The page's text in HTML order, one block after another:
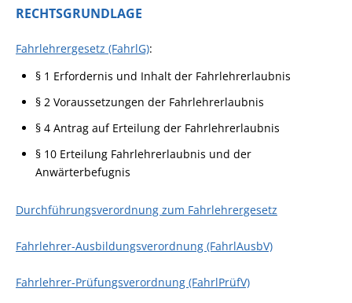
RECHTSGRUNDLAGE
Fahrlehrergesetz (FahrlG):
§ 1 Erfordernis und Inhalt der Fahrlehrerlaubnis
§ 2 Voraussetzungen der Fahrlehrerlaubnis
§ 4 Antrag auf Erteilung der Fahrlehrerlaubnis
§ 10 Erteilung Fahrlehrerlaubnis und der
Anwärterbefugnis
Durchführungsverordnung zum Fahrlehrergesetz
Fahrlehrer-Ausbildungsverordnung (FahrlAusbV)
Fahrlehrer-Prüfungsverordnung (FahrlPrüfV)